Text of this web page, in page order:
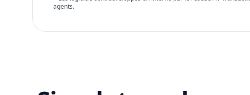
agents.